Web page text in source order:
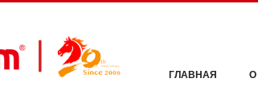
ГЛАВНАЯ О